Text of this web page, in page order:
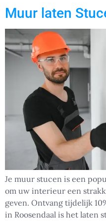
Muur laten
Je muur stucen is een
om uw interieur een
geven. Ontvang tijdelijk
in Roosendaal is het laten